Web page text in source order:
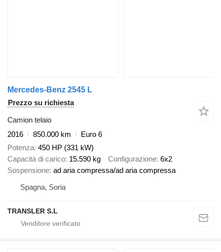
Mercedes-Benz 2545 L
Prezzo su richiesta
Camion telaio
2016
850.000 km
Euro 6
Potenza 450 HP (331 kW)
Capacità di carico 15.590 kg Configurazione 6x2
Sospensione ad aria compressa/ad aria compressa
Spagna, Soria
TRANSLER S.L